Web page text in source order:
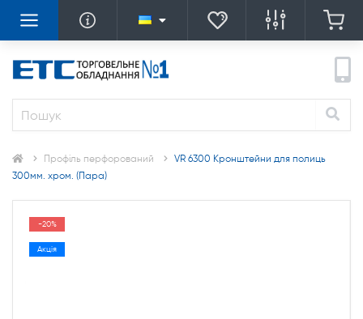
Профіль перфорований
VR 6300 Кронштейни для полиць
300мм. хром. (Пара)
-20%
Акція